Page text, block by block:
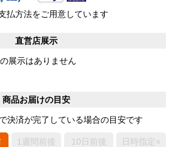
払方法をご用意しています
直営店展示
展示はありません
商品お届けの目安
決済が完了している場合の目安です
1週間前後 10日前後 日時指定×